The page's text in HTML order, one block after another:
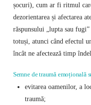
șocuri), cum ar fi ritmul
dezorientarea și afectarea
răspunsului „lupta sau
totuși, atunci când efectul
încât ne afectează timp
Semne de traumă emoțională
evitarea oamenilor, a
traumă;